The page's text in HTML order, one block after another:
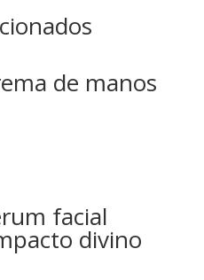
de manos
facial
divino